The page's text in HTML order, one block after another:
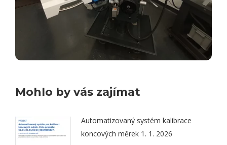
Mohlo by vás zajímat
Automatizovaný systém kalibrace
koncových měrek 1. 1. 2026